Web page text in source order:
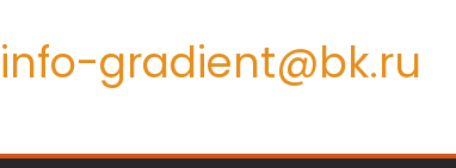
gradient@bk.ru